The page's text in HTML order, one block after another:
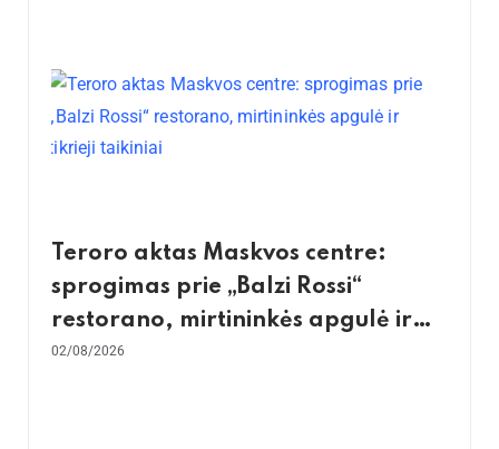
Teroro aktas Maskvos centre:
sprogimas prie „Balzi Rossi“
restorano, mirtininkės apgulė ir
tikrieji taikiniai
02/08/2026